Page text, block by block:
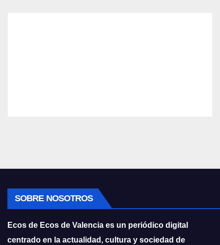
SOBRE NOSOTROS
Ecos de Ecos de Valencia es un periódico digital
centrado en la actualidad, cultura y sociedad de